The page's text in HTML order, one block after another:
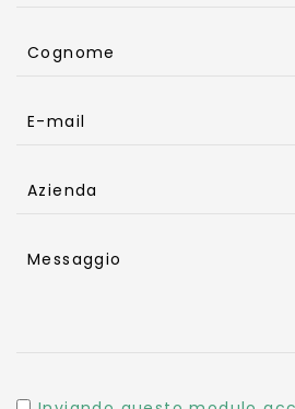
Cognome
E-mail
Azienda
Messaggio